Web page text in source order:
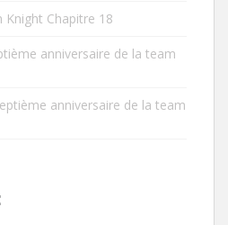
Knight Chapitre 18
anniversaire de la team
anniversaire de la team